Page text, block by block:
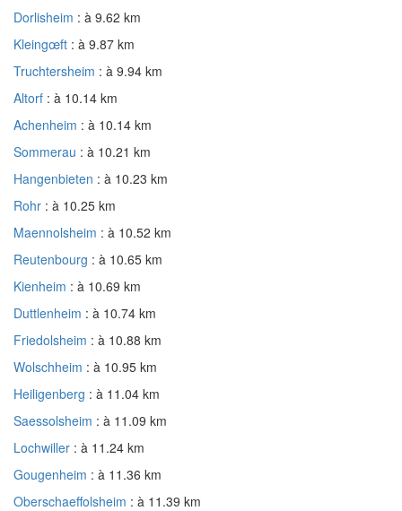
Dorlisheim : à 9.62 km
Kleingœft : à 9.87 km
Truchtersheim : à 9.94 km
Altorf : à 10.14 km
Achenheim : à 10.14 km
Sommerau : à 10.21 km
Hangenbieten : à 10.23 km
Rohr : à 10.25 km
Maennolsheim : à 10.52 km
Reutenbourg : à 10.65 km
Kienheim : à 10.69 km
Duttlenheim : à 10.74 km
Friedolsheim : à 10.88 km
Wolschheim : à 10.95 km
Heiligenberg : à 11.04 km
Saessolsheim : à 11.09 km
Lochwiller : à 11.24 km
Gougenheim : à 11.36 km
Oberschaeffolsheim : à 11.39 km